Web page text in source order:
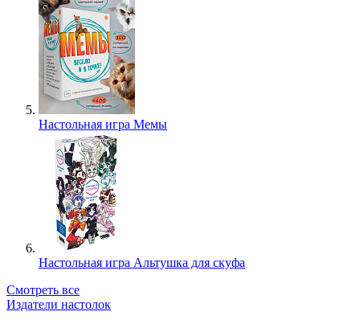
Настольная игра Мемы
Настольная игра Альтушка для скуфа
Смотреть все
Издатели настолок